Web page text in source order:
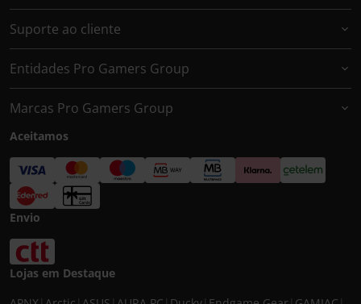
Suporte ao cliente
Entidades Pro Gamers Group
Marcas Pro Gamers Group
Aceitamos
Envio
Lojas em Destaque